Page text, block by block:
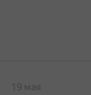
19 мая